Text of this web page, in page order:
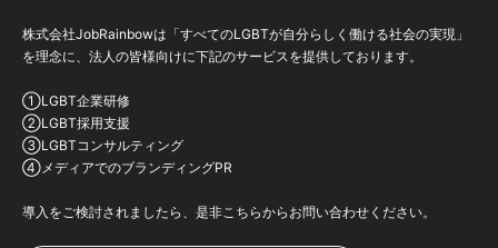
株式会社JobRainbowは「すべてのLGBTが自分らしく働ける社会の実現」
を理念に、法人の皆様向けに下記のサービスを提供しております。
①LGBT企業研修
②LGBT採用支援
③LGBTコンサルティング
④メディアでのブランディングPR
導入をご検討されましたら、是非こちらからお問い合わせください。